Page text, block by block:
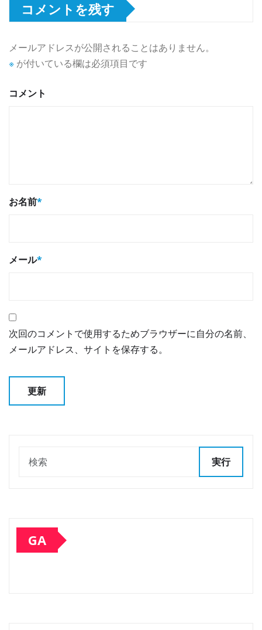
コメントを残す
メールアドレスが公開されることはありません。
※ が付いている欄は必須項目です
コメント
お名前*
メール*
次回のコメントで使用するためブラウザーに自分の名前、
メールアドレス、サイトを保存する。
実行
GA